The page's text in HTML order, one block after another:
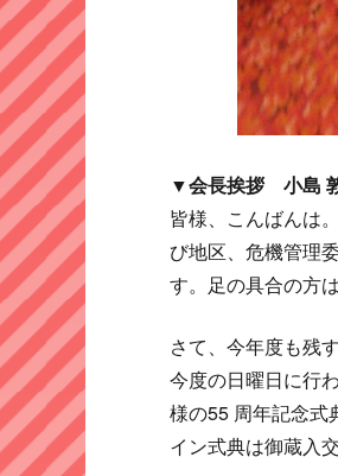
▼会長挨拶 小島
皆様、こんばんは
び地区、危機管理
す。足の具合の方
さて、今年度も残
今度の日曜日に行
様の55 周年記念式
イン式典は御蔵入